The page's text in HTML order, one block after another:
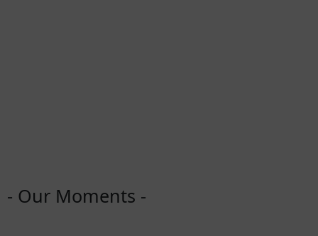
- Our Moments -